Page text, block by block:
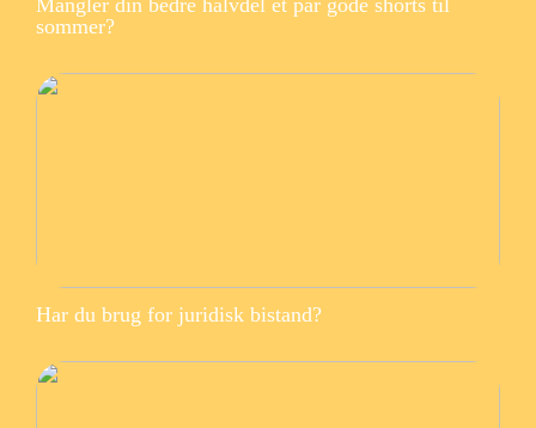
sommer?
Har du brug for juridisk bistand?